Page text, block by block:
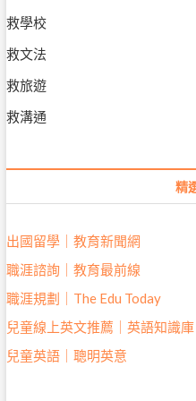
救學校
救文法
救旅遊
救溝通
精
出國留學｜教育新聞網
職涯諮詢｜教育最前線
職涯規劃｜The Edu Today
兒童線上英文推薦｜英語知識庫
兒童英語｜聰明英意